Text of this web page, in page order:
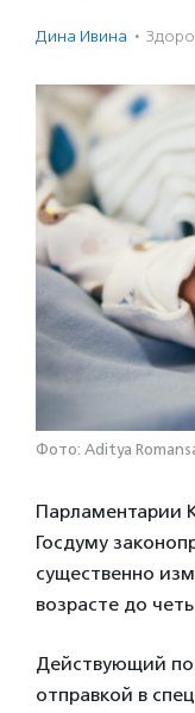
Дина Ивина ·
Фото: Aditya
Парламентарии
Госдуму
существенно
возрасте до
Действующий
отправкой в